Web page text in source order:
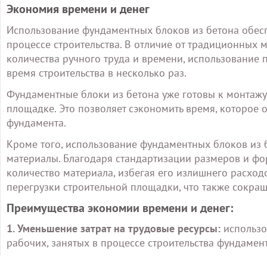
Экономия времени и денег
Использование фундаментных блоков из бетона
процессе строительства. В отличие от
количества ручного труда и времени, использование
время строительства в несколько раз.
Фундаментные блоки из бетона уже готовы к
площадке. Это позволяет сэкономить время, которое
фундамента.
Кроме того, использование фундаментных блоков из
материалы. Благодаря стандартизации размеров и
количество материала, избегая его излишнего
перегрузки строительной площадки, что также
Преимущества экономии времени и денег:
1. Уменьшение затрат на трудовые ресурсы:
рабочих, занятых в процессе строительства